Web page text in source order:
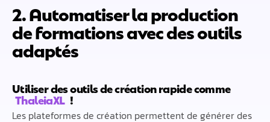
2. Automatiser la production
de formations avec des outils
adaptés
Utiliser des outils de création rapidecomme
ThaleiaXL !
Les plateformes de création permettent de générer des